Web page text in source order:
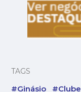
TAGS
#Ginásio #Clube